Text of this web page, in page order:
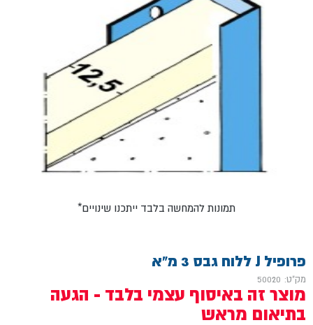
פרופיל J ללוח גבס 3 מ"א
מק"ט: 50020
מוצר זה באיסוף עצמי בלבד - הגעה
בתיאום מראש
*תמונות להמחשה בלבד ייתכנו שינויים